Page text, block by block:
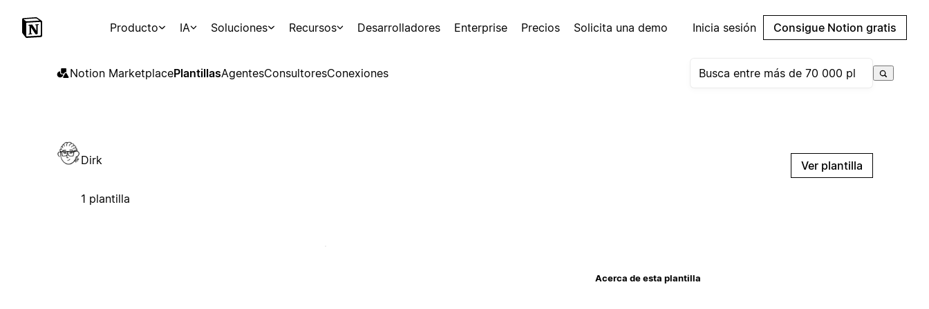
Producto IA Soluciones Recursos Desarrolladores Enterprise Precios Solicita una demo Inicia sesión Consigue Notion gratis
Notion MarketplacePlantillasAgentesConsultoresConexiones
Dirk
1 plantilla
Ver plantilla
Acerca de esta plantilla